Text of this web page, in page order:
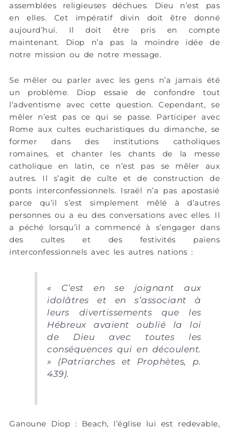
assemblées religieuses déchues. Dieu n’est pas
en elles. Cet impératif divin doit être donné
aujourd’hui. Il doit être pris en compte
maintenant. Diop n’a pas la moindre idée de
notre mission ou de notre message.
Se mêler ou parler avec les gens n’a jamais été
un problème. Diop essaie de confondre tout
l’adventisme avec cette question. Cependant, se
mêler n’est pas ce qui se passe. Participer avec
Rome aux cultes eucharistiques du dimanche, se
former dans des institutions catholiques
romaines, et chanter les chants de la messe
catholique en latin, ce n’est pas se mêler aux
autres. Il s’agit de culte et de construction de
ponts interconfessionnels. Israël n’a pas apostasié
parce qu’il s’est simplement mêlé à d’autres
personnes ou a eu des conversations avec elles. Il
a péché lorsqu’il a commencé à s’engager dans
des cultes et des festivités païens
interconfessionnels avec les autres nations :
« C’est en se joignant aux
idolâtres et en s’associant à
leurs divertissements que les
Hébreux avaient oublié la loi
de Dieu avec toutes les
conséquences qui en découlent.
» (Patriarches et Prophètes, p.
439).
Ganoune Diop : Beach, l’église lui est redevable,